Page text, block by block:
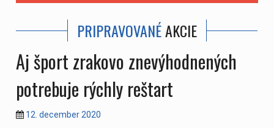
PRIPRAVOVANÉAKCIE
Aj šport zrakovo znevýhodnených
potrebuje rýchly reštart
12. december 2020